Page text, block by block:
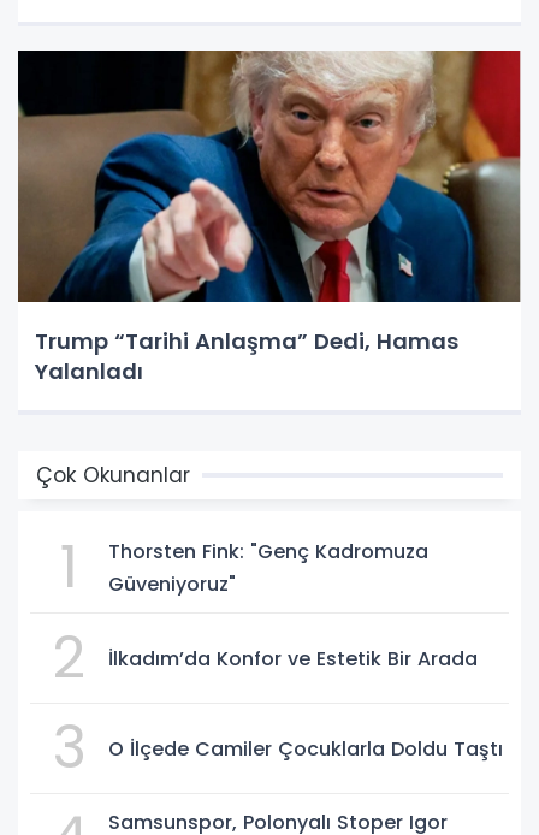
Trump “Tarihi Anlaşma” Dedi, Hamas
Yalanladı
Çok Okunanlar
1
Thorsten Fink: "Genç Kadromuza
Güveniyoruz"
2 İlkadım’da Konfor ve Estetik Bir Arada
3 O İlçede Camiler Çocuklarla Doldu Taştı
Samsunspor, Polonyalı Stoper Igor